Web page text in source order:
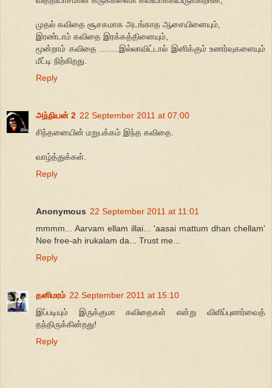
முதல் கவிதை சூசகமாக அடங்காத ஆசையினையும்,
இரண்டாம் கவிதை இரக்கத்தினையும்,
மூன்றாம் கவிதை ........இல்லாவிட்டால் இனிக்கும் உணர்வுகளையும்
மீட்டி நிற்கிறது.
Reply
அந்நியன் 2 22 September 2011 at 07:00
சிந்தனையின் மறுபக்கம் இந்த கவிதை.
வாழ்த்துக்கள்.
Reply
Anonymous 22 September 2011 at 11:01
mmmm... Aarvam ellam illai... 'aasai mattum dhan chellam'
Nee free-ah irukalam da... Trust me...
Reply
தனிமரம் 22 September 2011 at 15:10
இப்படியும் இருக்குமா கவிதைகள் என்று விளிப்புணர்வைத்
தந்திருக்கின்றது!
Reply